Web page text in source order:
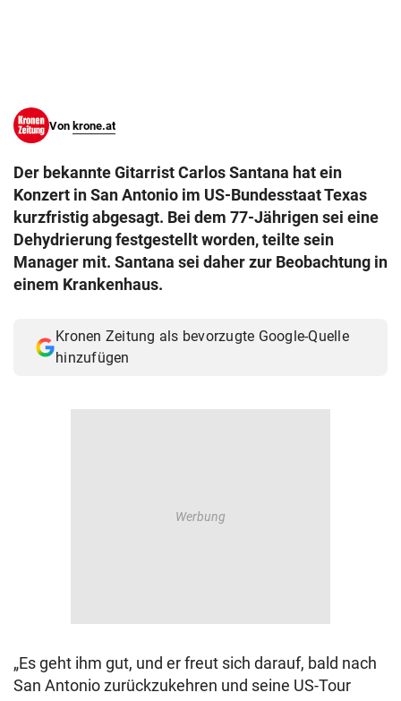
Von krone.at
Der bekannte Gitarrist Carlos Santana hat ein
Konzert in San Antonio im US-Bundesstaat Texas
kurzfristig abgesagt. Bei dem 77-Jährigen sei eine
Dehydrierung festgestellt worden, teilte sein
Manager mit. Santana sei daher zur Beobachtung in
einem Krankenhaus.
Kronen Zeitung als bevorzugte Google-Quelle
hinzufügen
„Es geht ihm gut, und er freut sich darauf, bald nach
San Antonio zurückzukehren und seine US-Tour